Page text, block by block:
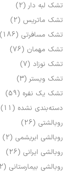
تشک لبه دار (2)
تشک ماتریس (2)
تشک مسافرتی (186)
تشک مهمان (76)
تشک نوزاد (7)
تشک ویستر (3)
تشک یک نفره (59)
دسته‌بندی نشده (11)
روبالشتی (26)
روبالشی ابریشمی (2)
روبالشی ایرانی (26)
روبالشی بیمارستانی (2)